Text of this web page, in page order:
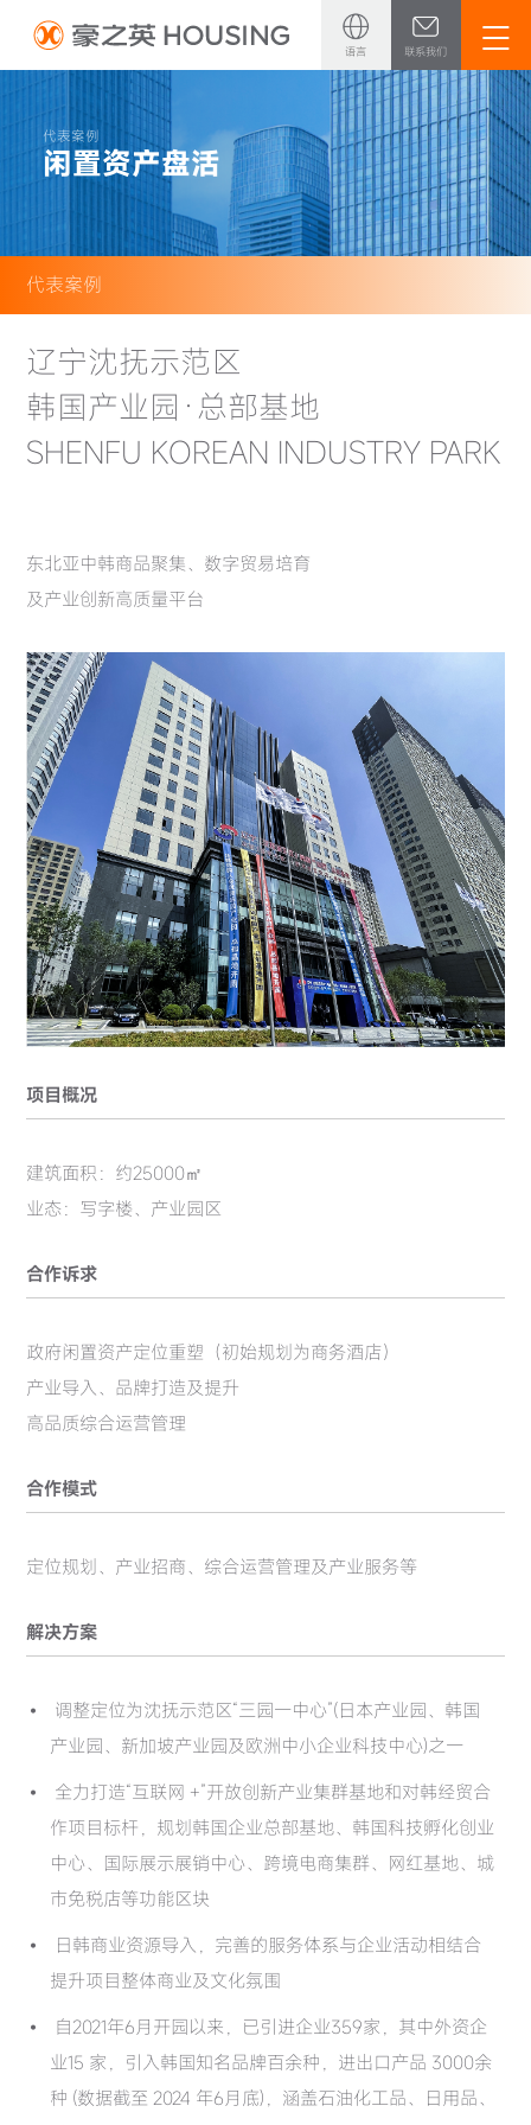
联系我们
语言
中文
英文
日语
代表案例
闲置资产盘活
代表案例
辽宁沈抚示范区
韩国产业园 · 总部基地
SHENFU KOREAN INDUSTRY PARK
东北亚中韩商品聚集、数字贸易培育
及产业创新高质量平台
项目概况
建筑面积：约25000㎡
业态：写字楼、产业园区
合作诉求
政府闲置资产定位重塑（初始规划为商务酒店）
产业导入、品牌打造及提升
高品质综合运营管理
合作模式
定位规划、产业招商、综合运营管理及产业服务等
解决方案
调整定位为沈抚示范区“三园一中心”(日本产业园、韩国
产业园、新加坡产业园及欧洲中小企业科技中心)之一
全力打造“互联网 +”开放创新产业集群基地和对韩经贸合
作项目标杆，规划韩国企业总部基地、韩国科技孵化创业
中心、国际展示展销中心、跨境电商集群、网红基地、城
市免税店等功能区块
日韩商业资源导入，完善的服务体系与企业活动相结合
提升项目整体商业及文化氛围
自2021年6月开园以来，已引进企业359家，其中外资企
业15 家，引入韩国知名品牌百余种，进出口产品 3000余
种 (数据截至 2024 年6月底)，涵盖石油化工品、日用品、